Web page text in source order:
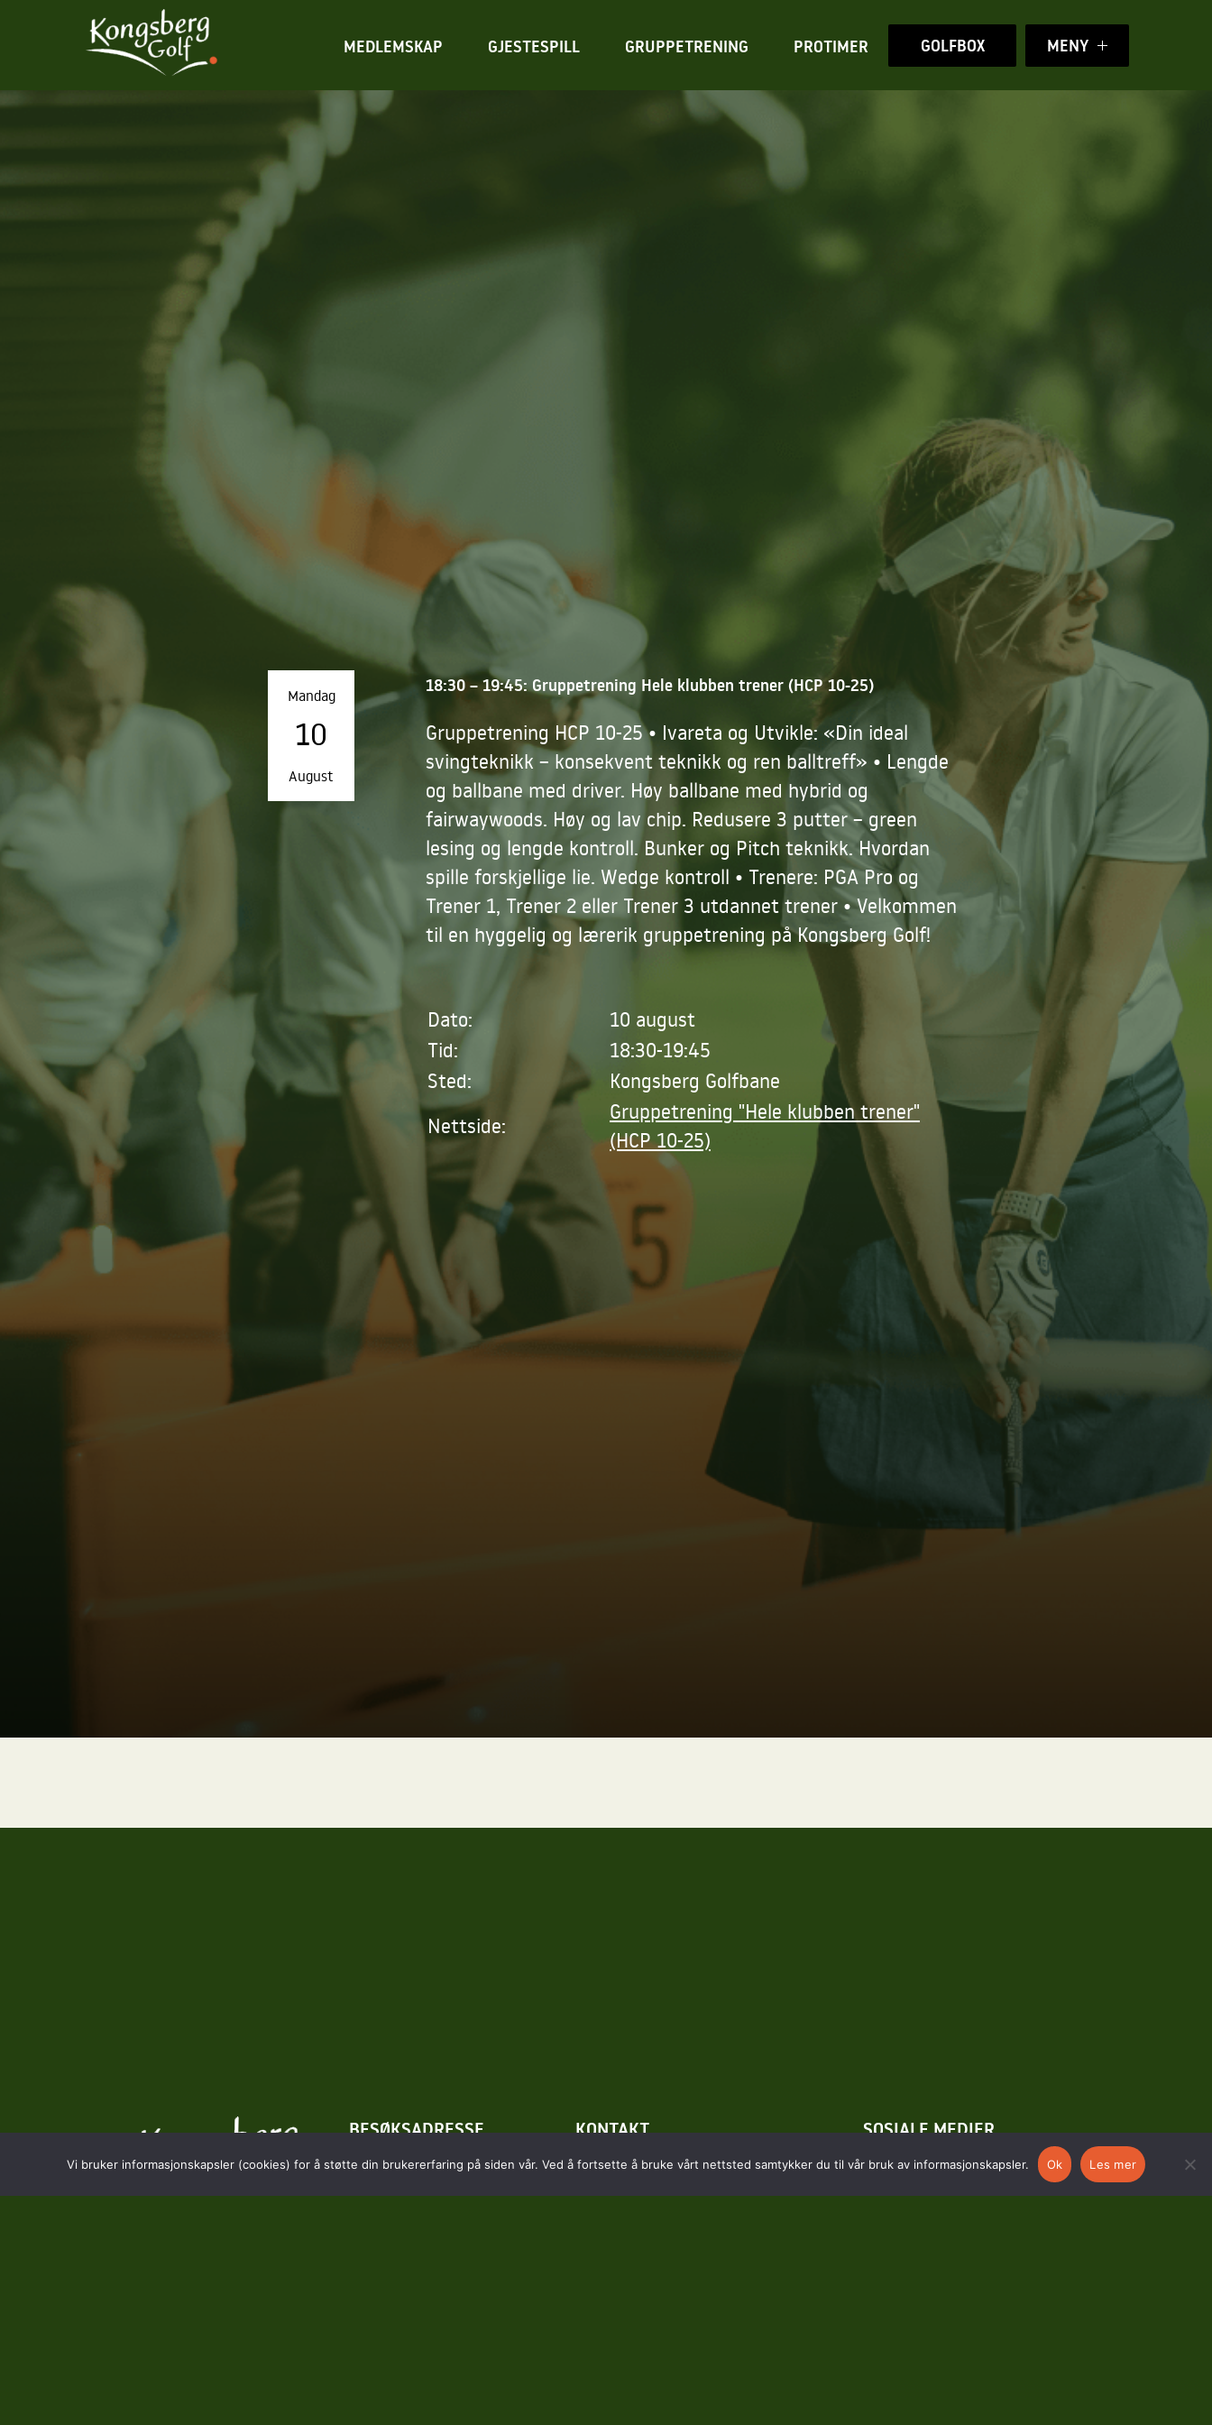
MEDLEMSKAP GJESTESPILL GRUPPETRENING PROTIMER GOLFBOX MENY
18:30 – 19:45: Gruppetrening Hele klubben trener (HCP 10-25)
Gruppetrening HCP 10-25 • Ivareta og Utvikle: «Din ideal
svingteknikk – konsekvent teknikk og ren balltreff» • Lengde
og ballbane med driver. Høy ballbane med hybrid og
fairwaywoods. Høy og lav chip. Redusere 3 putter – green
lesing og lengde kontroll. Bunker og Pitch teknikk. Hvordan
spille forskjellige lie. Wedge kontroll • Trenere: PGA Pro og
Trener 1, Trener 2 eller Trener 3 utdannet trener • Velkommen
til en hyggelig og lærerik gruppetrening på Kongsberg Golf!
Dato:
10 august
Tid:
18:30-19:45
Sted:
Kongsberg Golfbane
Nettside:
Gruppetrening "Hele klubben trener"
(HCP 10-25)
Mandag
10
August
BESØKSADRESSE
Hostvedtveien 130
3618 Skollenborg
KONTAKT
kontor@kongsberggolf.no
Telefon: 95 48 48 48
SOSIALE MEDIER
Facebook
Instagram
Vi bruker informasjonskapsler (cookies) for å støtte din brukererfaring på siden vår. Ved å fortsette å bruke vårt nettsted samtykker du til vår bruk av informasjonskapsler. Ok Les mer